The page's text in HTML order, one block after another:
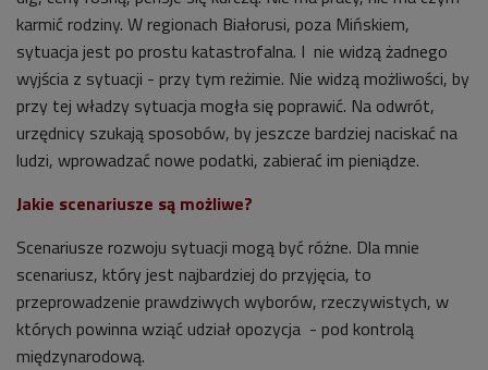
karmić rodziny. W regionach Białorusi, poza Mińskiem,
sytuacja jest po prostu katastrofalna. I nie widzą żadnego
wyjścia z sytuacji - przy tym reżimie. Nie widzą możliwości, by
przy tej władzy sytuacja mogła się poprawić. Na odwrót,
urzędnicy szukają sposobów, by jeszcze bardziej naciskać na
ludzi, wprowadzać nowe podatki, zabierać im pieniądze.
Jakie scenariusze są możliwe?
Scenariusze rozwoju sytuacji mogą być różne. Dla mnie
scenariusz, który jest najbardziej do przyjęcia, to
przeprowadzenie prawdziwych wyborów, rzeczywistych, w
których powinna wziąć udział opozycja - pod kontrolą
międzynarodową.